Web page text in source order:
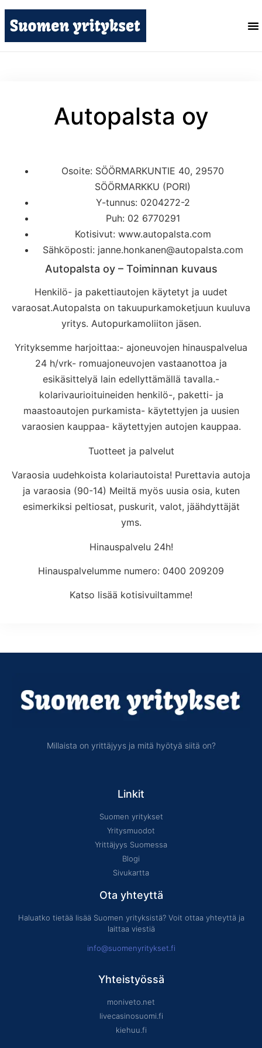
Autopalsta oy
Osoite: SÖÖRMARKUNTIE 40, 29570
SÖÖRMARKKU (PORI)
Y-tunnus: 0204272-2
Puh: 02 6770291
Kotisivut: www.autopalsta.com
Sähköposti: janne.honkanen@autopalsta.com
Autopalsta oy – Toiminnan kuvaus
Henkilö- ja pakettiautojen käytetyt ja uudet
varaosat.Autopalsta on takuupurkamoketjuun kuuluva
yritys. Autopurkamoliiton jäsen.
Yrityksemme harjoittaa:- ajoneuvojen hinauspalvelua
24 h/vrk- romuajoneuvojen vastaanottoa ja
esikäsittelyä lain edellyttämällä tavalla.-
kolarivaurioituineiden henkilö-, paketti- ja
maastoautojen purkamista- käytettyjen ja uusien
varaosien kauppaa- käytettyjen autojen kauppaa.
Tuotteet ja palvelut
Varaosia uudehkoista kolariautoista! Purettavia autoja
ja varaosia (90-14) Meiltä myös uusia osia, kuten
esimerkiksi peltiosat, puskurit, valot, jäähdyttäjät
yms.
Hinauspalvelu 24h!
Hinauspalvelumme numero: 0400 209209
Katso lisää kotisivuiltamme!
Millaista on yrittäjyys ja mitä hyötyä siitä on?
Linkit
Suomen yritykset
Yritysmuodot
Yrittäjyys Suomessa
Blogi
Sivukartta
Ota yhteyttä
Haluatko tietää lisää Suomen yrityksistä? Voit ottaa yhteyttä ja
laittaa viestiä
info@suomenyritykset.fi
Yhteistyössä
moniveto.net
livecasinosuomi.fi
kiehuu.fi